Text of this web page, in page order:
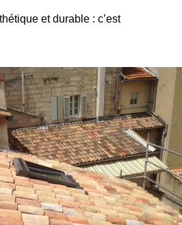
et durable : c’est